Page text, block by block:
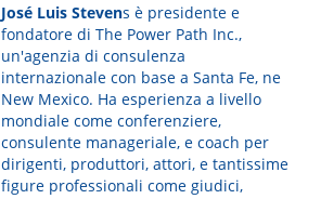
José Luis Stevens è presidente e
fondatore di The Power Path Inc.,
un'agenzia di consulenza
internazionale con base a Santa Fe, ne
New Mexico. Ha esperienza a livello
mondiale come conferenziere,
consulente manageriale, e coach per
dirigenti, produttori, attori, e tantissime
figure professionali come giudici,